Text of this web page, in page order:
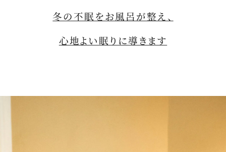
冬の不眠をお風呂が整え、
心地よい眠りに導きます